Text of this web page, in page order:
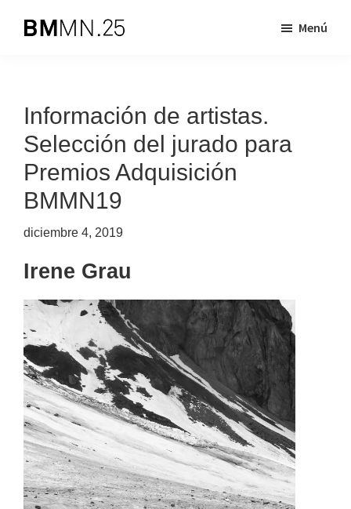
Navarro
iniciativa
dirigida
a
apoyar
la
creación
contemporánea
Menú
Información de artistas.
Selección del jurado para
Premios Adquisición
BMMN19
diciembre 4, 2019
Irene Grau